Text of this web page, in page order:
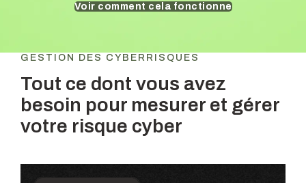
Voir comment cela fonctionne
GESTION DES CYBERRISQUES
Tout ce dont vous avez
besoin pour mesurer et gérer
votre risque cyber